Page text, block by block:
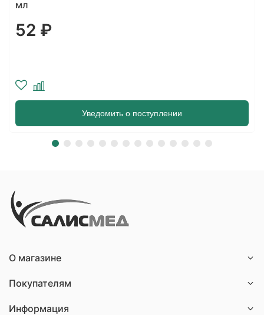
50 ₽
В корзину
О магазине
Покупателям
Информация